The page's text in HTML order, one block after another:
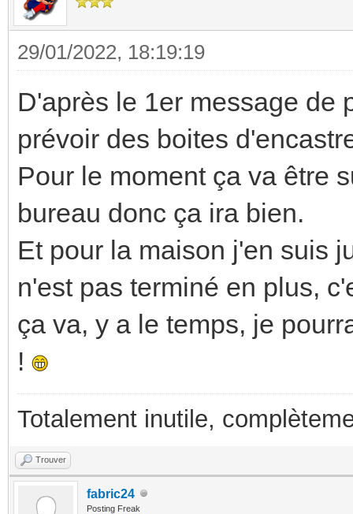
29/01/2022, 18:19:19
D'après le 1er message de
prévoir des boites
Pour le moment ça va être
bureau donc ça ira bien.
Et pour la maison j'en suis
n'est pas terminé en plus,
ça va, y a le temps, je
!
Totalement inutile,
Trouver
fabric24
Posting Freak